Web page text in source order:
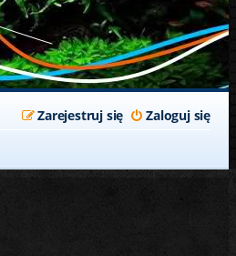
Zaloguj się
Zarejestruj się